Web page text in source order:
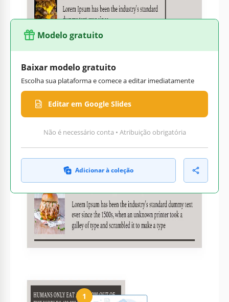
Modelo gratuito
Baixar modelo gratuito
Escolha sua plataforma e comece a editar imediatamente
Editar em Google Slides
Não é necessário conta • Atribuição obrigatória
Adicionar à coleção
Personalize texto, imagens
e cores
Pronto para impressão em
casa ou no escritório
1